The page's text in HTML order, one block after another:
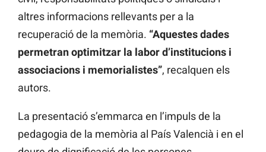
altres informacions rellevants per a la
recuperació de la memòria. “Aquestes dades
permetran optimitzar la labor d’institucions i
associacions i memorialistes”, recalquen els
autors.
La presentació s’emmarca en l’impuls de la
pedagogia de la memòria al País Valencià i en el